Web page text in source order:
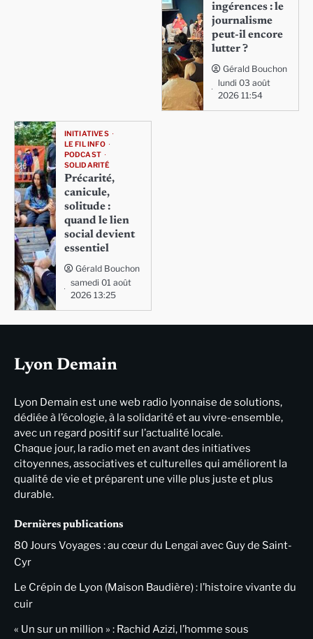
ingérences : le
journalisme
peut-il encore
lutter ?
Gérald Bouchon
lundi 03 août
2026 11:54
INITIATIVES
LE FIL INFO
PODCAST
SOLIDARITÉ
Précarité,
canicule,
solitude :
quand le lien
social devient
essentiel
Gérald Bouchon
samedi 01 août
2026 13:25
Lyon Demain
Lyon Demain est une web radio lyonnaise de solutions,
dédiée à l’écologie, à la solidarité et au vivre-ensemble,
avec un regard positif sur l’actualité locale.
Chaque jour, la radio met en avant des initiatives
citoyennes, associatives et culturelles qui améliorent la
qualité de vie et préparent une ville plus juste et plus
durable.
Dernières publications
80 Jours Voyages : au cœur du Lengai avec Guy de Saint-
Cyr
Le Crépin de Lyon (Maison Baudière) : l’histoire vivante du
cuir
« Un sur un million » : Rachid Azizi, l’homme sous